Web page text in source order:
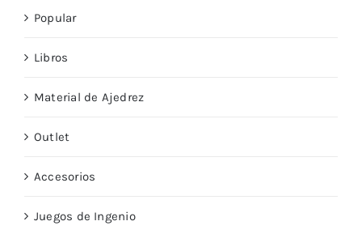
Popular
Libros
Material de Ajedrez
Outlet
Accesorios
Juegos de Ingenio